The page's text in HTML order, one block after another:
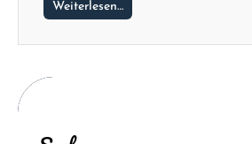
Weiterlesen…